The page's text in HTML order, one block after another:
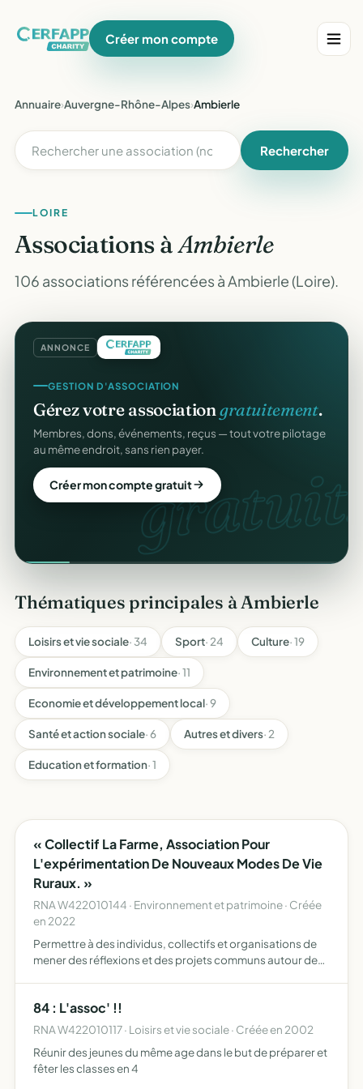
Créer mon compte
Annuaire›Auvergne-Rhône-Alpes›Ambierle
Rechercher
LOIRE
Associations àAmbierle
106 associations référencées à Ambierle (Loire).
ANNONCE
gratuit.
GESTION D'ASSOCIATION
Gérez votre associationgratuitement.
Membres, dons, événements, reçus — tout votre pilotage
au même endroit, sans rien payer.
Créer mon compte gratuit
Thématiques principales à Ambierle
Loisirs et vie sociale· 34 Sport· 24 Culture· 19
Environnement et patrimoine· 11
Economie et développement local· 9
Santé et action sociale· 6 Autres et divers· 2
Education et formation· 1
« Collectif La Farme, Association Pour
L'expérimentation De Nouveaux Modes De Vie
Ruraux. »
RNA W422010144 · Environnement et patrimoine · Créée
en 2022
Permettre à des individus, collectifs et organisations de
mener des réflexions et des projets communs autour des
84 : L'assoc' !!
RNA W422010117 · Loisirs et vie sociale · Créée en 2002
Réunir des jeunes du même age dans le but de préparer et
fêter les classes en 4